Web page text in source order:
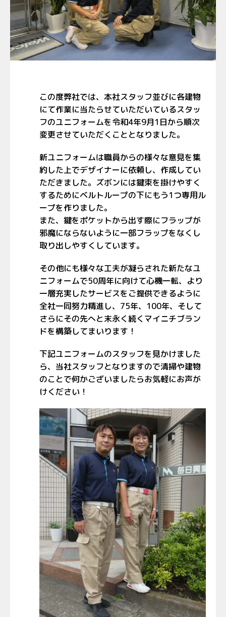
この度弊社では、本社スタッフ並びに各建物
にて作業に当たらせていただいているスタッ
フのユニフォームを令和4年9月1日から順次
変更させていただくこととなりました。
新ユニフォームは職員からの様々な意見を集
約した上でデザイナーに依頼し、作成してい
ただきました。ズボンには鍵束を掛けやすく
するためにベルトループの下にもう1つ専用ル
ープを作りました。
また、鍵をポケットから出す際にフラップが
邪魔にならないように一部フラップをなくし
取り出しやすくしています。
その他にも様々な工夫が凝らされた新たなユ
ニフォームで50周年に向けて心機一転、より
一層充実したサービスをご提供できるように
全社一同努力精進し、75年、100年、そして
さらにその先へと末永く続くマイニチブラン
ドを構築してまいります！
下記ユニフォームのスタッフを見かけました
ら、当社スタッフとなりますので清掃や建物
のことで何かございましたらお気軽にお声が
けください！